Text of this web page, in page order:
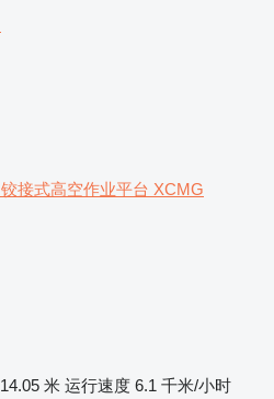
铰接式高空作业平台 XCMG
14.05 米 运行速度 6.1 千米/小时